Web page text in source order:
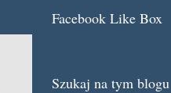
Facebook Like Box
Szukaj na tym blogu